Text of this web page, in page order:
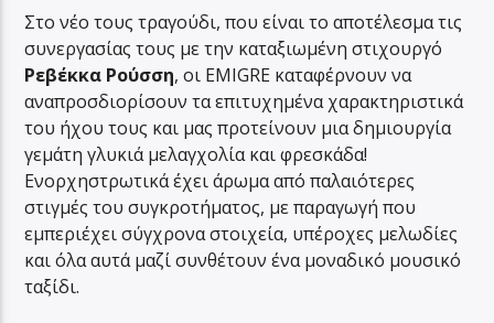
Στο νέο τους τραγούδι, που είναι το αποτέλεσμα τις
συνεργασίας τους με την καταξιωμένη στιχουργό
Ρεβέκκα Ρούσση, οι EMIGRE καταφέρνουν να
αναπροσδιορίσουν τα επιτυχημένα χαρακτηριστικά
του ήχου τους και μας προτείνουν μια δημιουργία
γεμάτη γλυκιά μελαγχολία και φρεσκάδα!
Ενορχηστρωτικά έχει άρωμα από παλαιότερες
στιγμές του συγκροτήματος, με παραγωγή που
εμπεριέχει σύγχρονα στοιχεία, υπέροχες μελωδίες
και όλα αυτά μαζί συνθέτουν ένα μοναδικό μουσικό
ταξίδι.